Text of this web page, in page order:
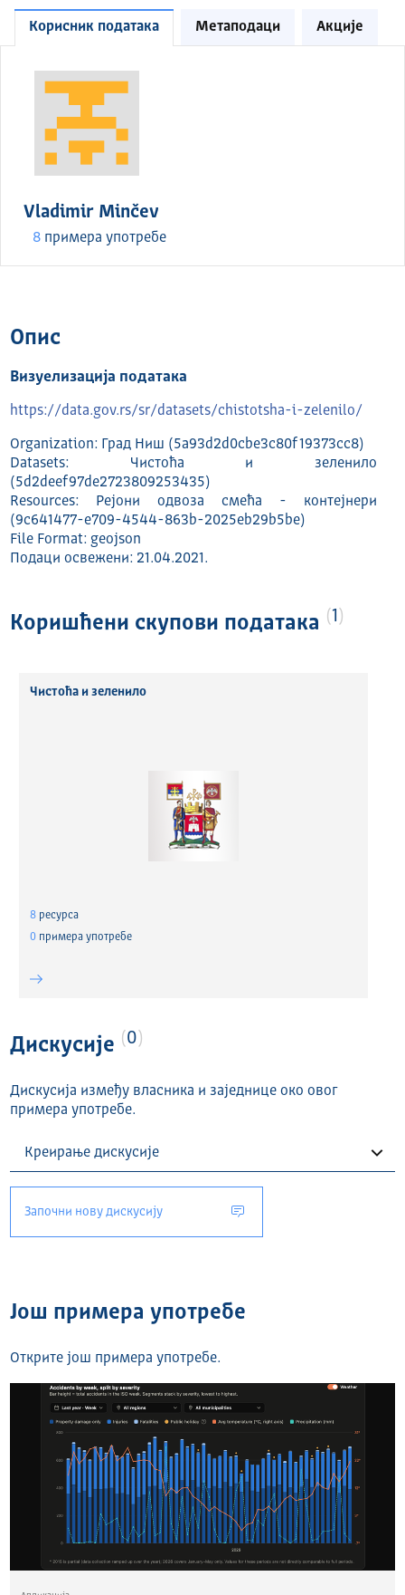
Корисник података Метаподаци Акције
Vladimir Minčev
8 примера употребе
Опис
Визуелизација података
https://data.gov.rs/sr/datasets/chistotsha-i-zelenilo/
Organization: Град Ниш (5a93d2d0cbe3c80f19373cc8)
Datasets: Чистоћа и зеленило
(5d2deef97de2723809253435)
Resources: Рејони одвоза смећа - контејнери
(9c641477-e709-4544-863b-2025eb29b5be)
File Format: geojson
Подаци освежени: 21.04.2021.
Коришћени скупови података 1
Чистоћа и зеленило
8 ресурса
0 примера употребе
Дискусије 0
Дискусија између власника и заједнице око овог
примера употребе.
Започни нову дискусију
Још примера употребе
Открите још примера употребе.